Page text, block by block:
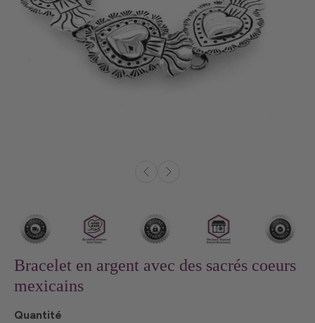
Bracelet en argent avec des sacrés coeurs
mexicains
Quantité